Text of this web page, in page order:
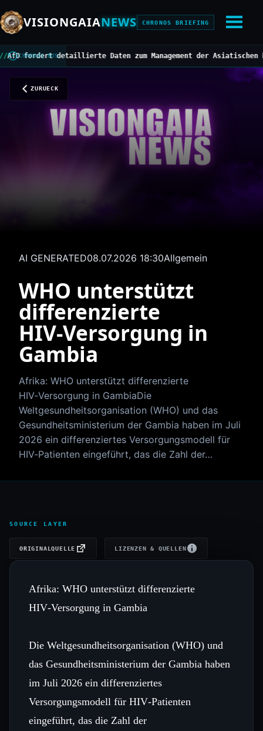
VISIONGAIANEWS CHRONOS BRIEFING
CHRONOS BUS
detaillierte Daten zum Management der Asiatischen
ZURUECK
AI GENERATED08.07.2026 18:30Allgemein
WHO unterstützt
differenzierte
HIV‑Versorgung in
Gambia
Afrika: WHO unterstützt differenzierte
HIV‑Versorgung in GambiaDie
Weltgesundheitsorganisation (WHO) und das
Gesundheitsministerium der Gambia haben im Juli
2026 ein differenziertes Versorgungsmodell für
HIV‑Patienten eingeführt, das die Zahl der…
SOURCE LAYER
ORIGINALQUELLE LIZENZEN & QUELLEN
Afrika: WHO unterstützt differenzierte
HIV‑Versorgung in Gambia
Die Weltgesundheitsorganisation (WHO) und
das Gesundheitsministerium der Gambia haben
im Juli 2026 ein differenziertes
Versorgungsmodell für HIV‑Patienten
eingeführt, das die Zahl der